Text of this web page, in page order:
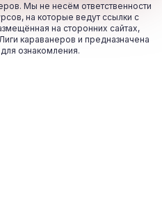
Мы не несём ответственности
на которые ведут ссылки с
на сторонних сайтах,
караванеров и предназначена
ознакомления.